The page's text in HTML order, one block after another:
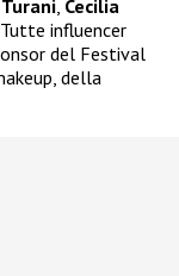
, Cecilia
influencer
del Festival
della